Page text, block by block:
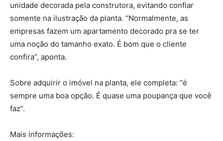
unidade decorada pela construtora, evitando confiar
somente na ilustração da planta. “Normalmente, as
empresas fazem um apartamento decorado pra se ter
uma noção do tamanho exato. É bom que o cliente
confira”, aponta.
Sobre adquirir o imóvel na planta, ele completa: “é
sempre uma boa opção. É quase uma poupança que você
faz”.
Mais informações: